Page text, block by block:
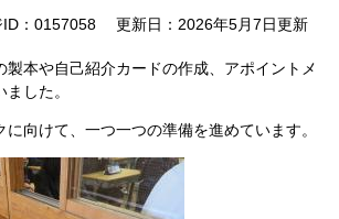
ID：0157058 更新日：2026年5月7日更新
製本や自己紹介カードの作成、アポイントメ
した。
に向けて、一つ一つの準備を進めています。